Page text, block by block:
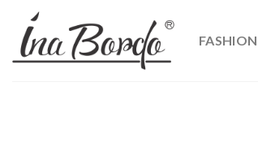
content
FASHION